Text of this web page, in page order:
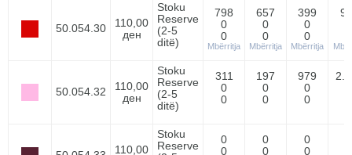
50.054.30
110,00
ден
Stoku
Reserve
(2-5
ditë)
798
0
0
Mbërritja
657
0
0
Mbërritja
399
0
0
Mbërritja
50.054.32
110,00
ден
Stoku
Reserve
(2-5
ditë)
311
0
0
197
0
0
979
0
0
110,00
Stoku
Reserve
0
0
0
0
0
0